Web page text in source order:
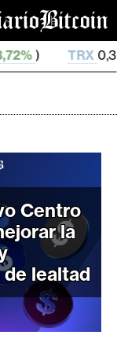
0,328 596 (
Centro
la
lealtad